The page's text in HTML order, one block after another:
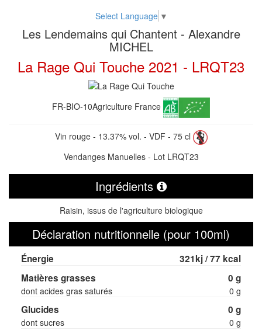
Select Language ▼
Les Lendemains qui Chantent - Alexandre
MICHEL
La Rage Qui Touche 2021 - LRQT23
FR-BIO-10Agriculture France
Vin rouge - 13.37% vol. - VDF - 75 cl
Vendanges Manuelles - Lot LRQT23
Ingrédients
Raisin, issus de l'agriculture biologique
Déclaration nutritionnelle (pour 100ml)
Énergie
321kj / 77 kcal
Matières grasses
0 g
dont acides gras saturés 0 g
Glucides 0 g
dont sucres 0 g